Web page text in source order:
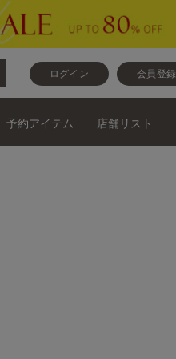
ログイン 会員登録
予約アイテム 店舗リスト